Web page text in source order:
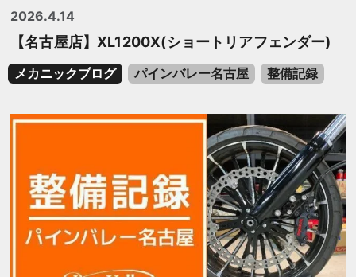
2026.4.14
【名古屋店】XL1200X(ショートリアフェンダー)
メカニックブログ パインバレー名古屋 整備記録